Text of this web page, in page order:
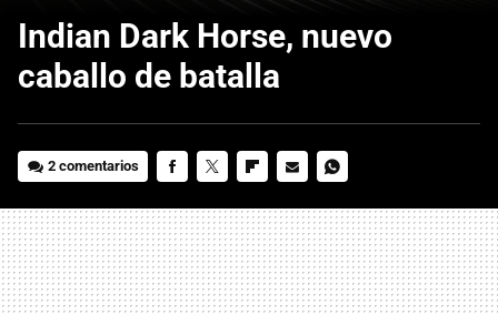
Indian Dark Horse, nuevo
caballo de batalla
2 comentarios
MAIL